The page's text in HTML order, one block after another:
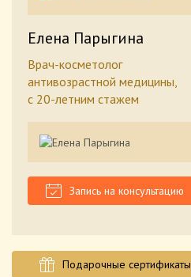
Елена Парыгина
Врач-косметолог
антивозрастной медицины,
с 20-летним стажем
Запись на консультацию
Подарочные сертификаты